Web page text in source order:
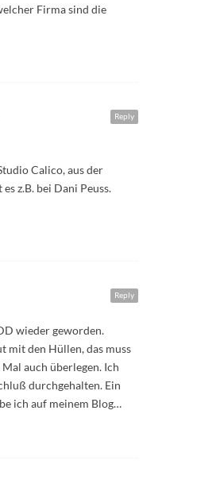
Firma sind die
Reply
Calico, aus der
z.B. bei Dani Peuss.
Reply
wieder geworden.
mit den Hüllen, das muss
auch überlegen. Ich
durchgehalten. Ein
ich auf meinem Blog…